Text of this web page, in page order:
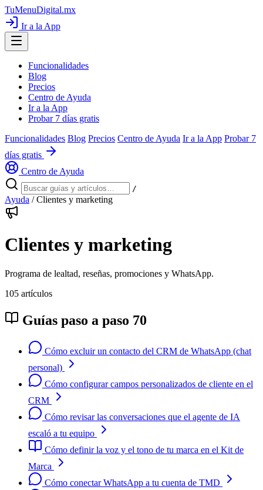
TuMenuDigital.mx
Ir a la App
Funcionalidades
Blog
Precios
Centro de Ayuda
Ir a la App
Probar 7 días gratis
Funcionalidades Blog Precios Centro de Ayuda Ir a la App Probar 7
días gratis
Centro de Ayuda
/
Ayuda / Clientes y marketing
Clientes y marketing
Programa de lealtad, reseñas, promociones y WhatsApp.
105 artículos
Guías paso a paso 70
Cómo excluir un contacto del CRM de WhatsApp (chat
personal)
Cómo configurar campos personalizados de cliente en el
CRM
Cómo revisar las conversaciones que el agente de IA
escaló a tu equipo
Cómo definir la voz y el tono de tu marca en el Kit de
Marca
Cómo conectar WhatsApp a tu cuenta de TMD